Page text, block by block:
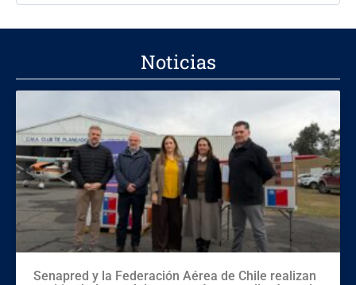
Noticias
Senapred y la Federación Aérea de Chile realizan